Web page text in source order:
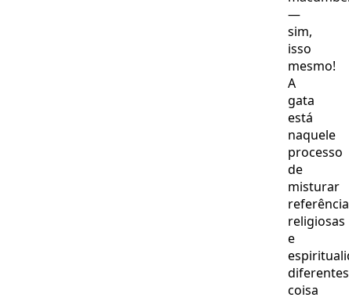
—
sim,
isso
mesmo!
A
gata
está
naquele
processo
de
misturar
religiosas
e
coisa